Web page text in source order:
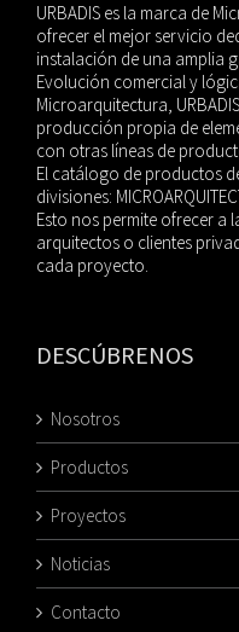
URBADIS es la marca de
ofrecer el mejor servicio
instalación de una amplia
Evolución comercial y
Microarquitectura,
producción propia de
con otras líneas de
El catálogo de productos
divisiones:
Esto nos permite ofrecer a
arquitectos o clientes
cada proyecto.
DESCÚBRENOS
Nosotros
Productos
Proyectos
Noticias
Contacto